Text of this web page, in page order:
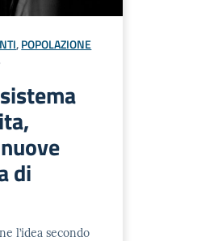
,POPOLAZIONE
di
l’idea secondo